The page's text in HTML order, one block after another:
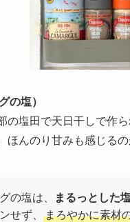
の塩）
塩田で天日干しで作
ほんのり甘みも感じるの
の塩は、
まるっとした
せず、 まろやかに素材